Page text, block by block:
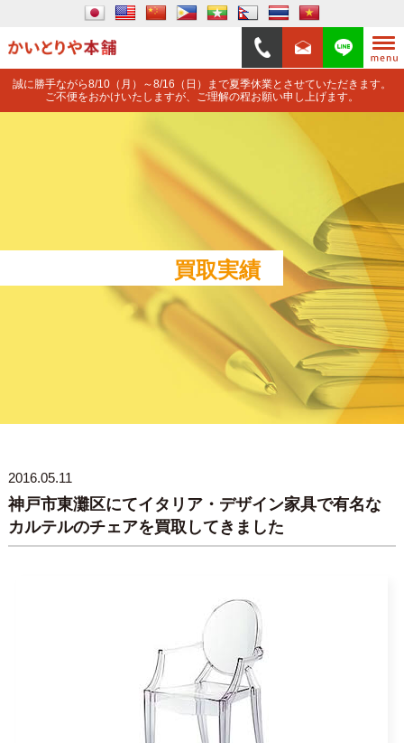
誠に勝手ながら8/10（月）～8/16（日）まで夏季休業とさせていただきます。
ご不便をおかけいたしますが、ご理解の程お願い申し上げます。
買取実績
2016.05.11
神戸市東灘区にてイタリア・デザイン家具で有名な
カルテルのチェアを買取してきました